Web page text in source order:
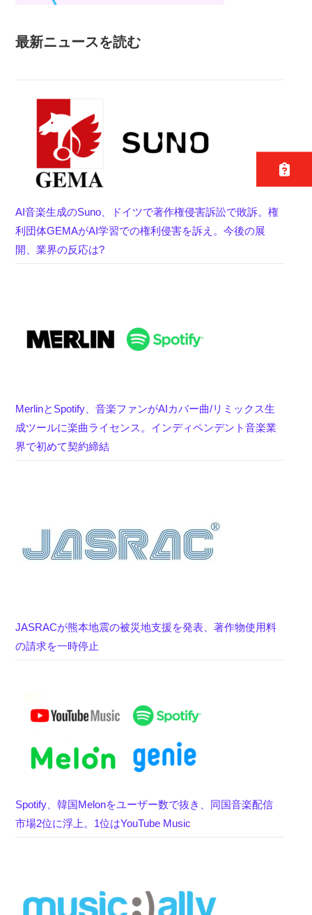
最新ニュースを読む
AI音楽生成のSuno、ドイツで著作権侵害訴訟で敗訴。権
利団体GEMAがAI学習での権利侵害を訴え。今後の展
開、業界の反応は?
MerlinとSpotify、音楽ファンがAIカバー曲/リミックス生
成ツールに楽曲ライセンス。インディペンデント音楽業
界で初めて契約締結
JASRACが熊本地震の被災地支援を発表、著作物使用料
の請求を一時停止
Spotify、韓国Melonをユーザー数で抜き、同国音楽配信
市場2位に浮上。1位はYouTube Music